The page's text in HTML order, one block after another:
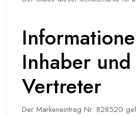
Inhaber und
Vertreter
Der Markeneintrag Nr. 828520